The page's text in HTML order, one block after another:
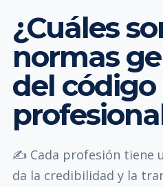
¿Cuáles
normas
del
✍ Cada profesión tiene
da la credibilidad y la